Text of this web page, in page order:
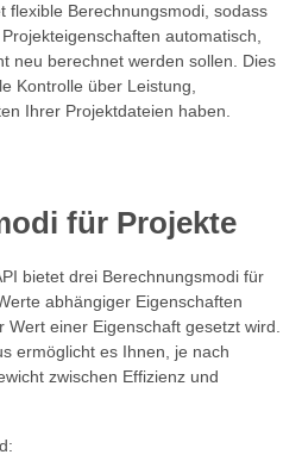
flexible Berechnungsmodi, sodass
automatisch,
neu berechnet werden sollen. Dies
Kontrolle über Leistung,
Ihrer Projektdateien haben.
für Projekte
bietet drei Berechnungsmodi für
abhängiger Eigenschaften
Wert einer Eigenschaft gesetzt wird.
ermöglicht es Ihnen, je nach
zwischen Effizienz und